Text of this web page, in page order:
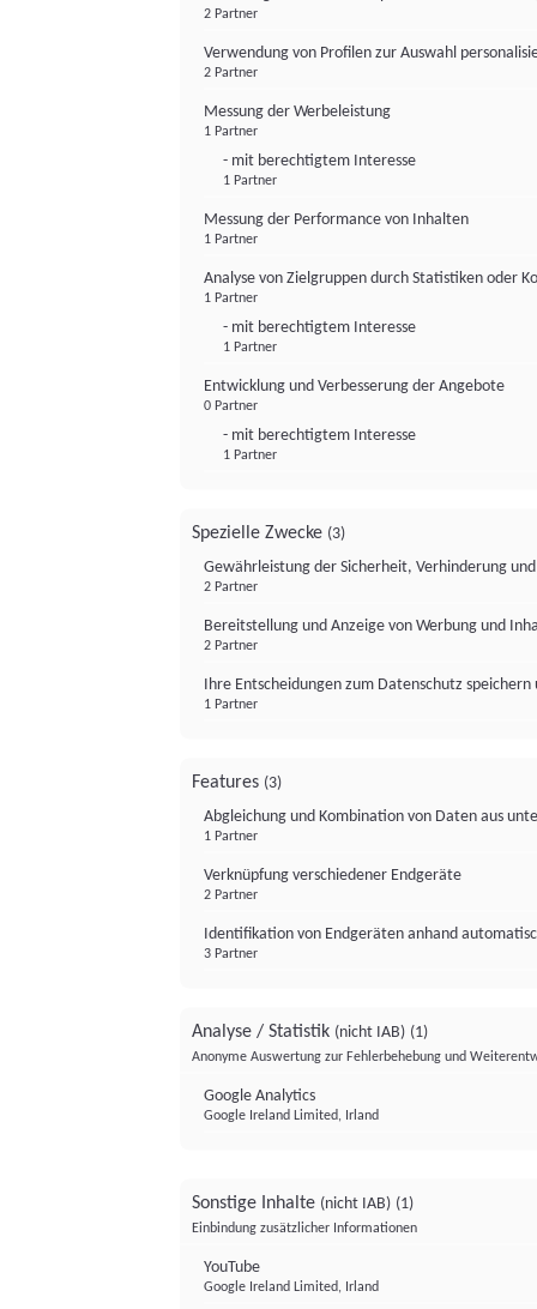
2 Partner
Verwendung von Profilen zur Auswahl
2 Partner
Messung der Werbeleistung
1 Partner
- mit berechtigtem Interesse
1 Partner
Messung der Performance von Inhalten
1 Partner
Analyse von Zielgruppen durch Statistiken oder
1 Partner
- mit berechtigtem Interesse
1 Partner
Entwicklung und Verbesserung der Angebote
0 Partner
- mit berechtigtem Interesse
1 Partner
Spezielle Zwecke (3)
Gewährleistung der Sicherheit, Verhinderung
2 Partner
Bereitstellung und Anzeige von Werbung und
2 Partner
Ihre Entscheidungen zum Datenschutz
1 Partner
Features (3)
Abgleichung und Kombination von Daten aus
1 Partner
Verknüpfung verschiedener Endgeräte
2 Partner
Identifikation von Endgeräten anhand
3 Partner
Analyse / Statistik (nicht IAB) (1)
Anonyme Auswertung zur Fehlerbehebung und
Google Analytics
Google Ireland Limited, Irland
Sonstige Inhalte (nicht IAB) (1)
Einbindung zusätzlicher Informationen
YouTube
Google Ireland Limited, Irland